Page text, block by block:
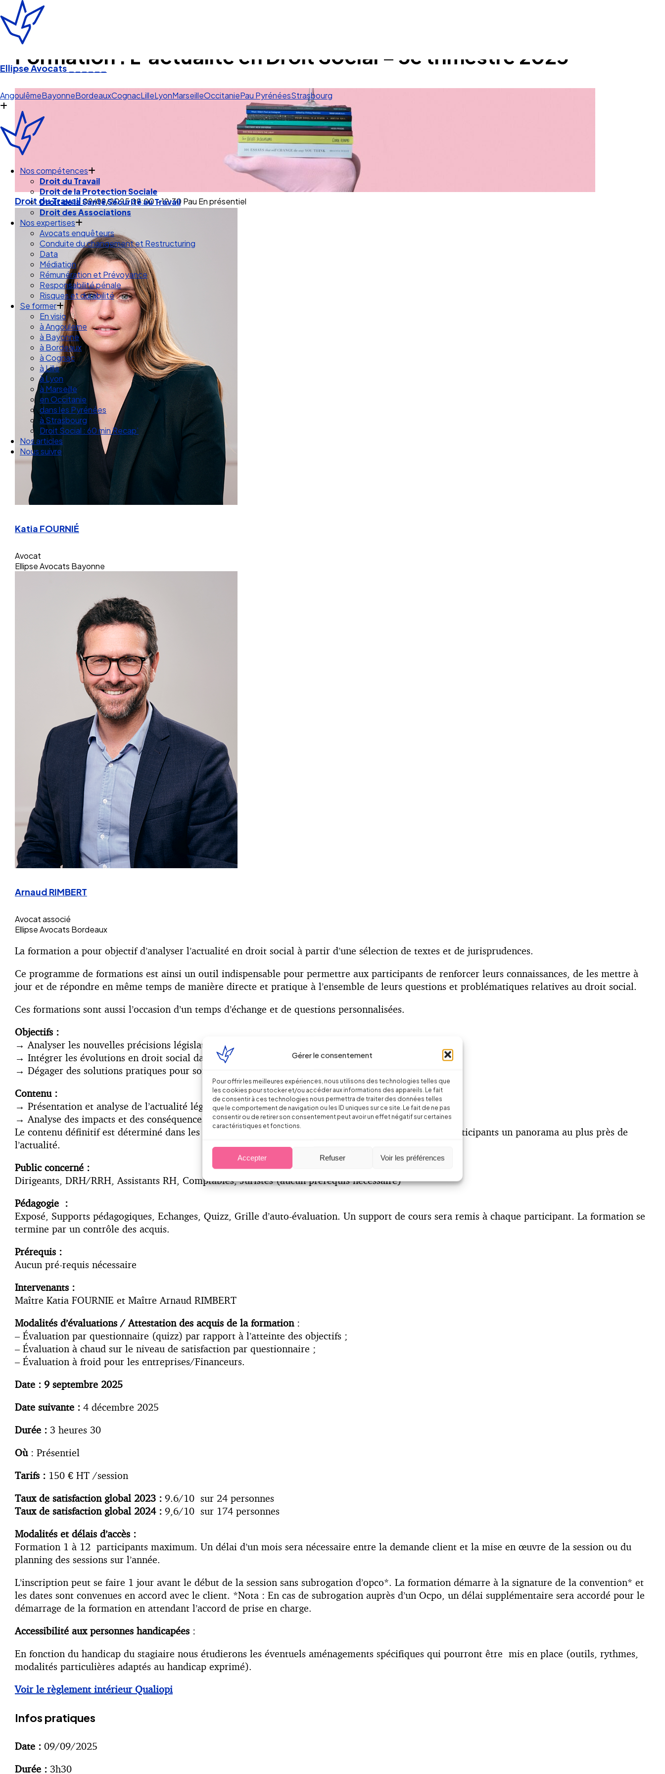
Gérer le consentement
Pour offrir les meilleures expériences, nous utilisons des technologies telles que
les cookies pour stocker et/ou accéder aux informations des appareils. Le fait
de consentir à ces technologies nous permettra de traiter des données telles
que le comportement de navigation ou les ID uniques sur ce site. Le fait de ne pas
consentir ou de retirer son consentement peut avoir un effet négatif sur certaines
caractéristiques et fonctions.
Accepter Refuser Voir les préférences
Ellipse Avocats______
Marseille
Angoulême
Pau PyrénéesStrasbourg
Nos compétences
Droit du Travail
Droit de la Protection Sociale
Droit de la Santé Sécurité au Travail
Droit des Associations
Nos expertises
Avocats enquêteurs
Conduite du changement et Restructuring
Data
Médiation
Rémunération et Prévoyance
Responsabilité pénale
Risques et durabilité
Se former
En visio
à Angouleme
à Bayonne
à Bordeaux
à Cognac
à Lille
à Lyon
à Marseille
en Occitanie
dans les Pyrénées
à Strasbourg
Droit Social : 60 min Recap’
Nos articles
Nous suivre
Formation : L’actualité en Droit Social – 3e trimestre 2025
Droit du Travail09/09/202509:00 - 12:30 Pau En présentiel
Katia FOURNIÉ
Avocat
Ellipse Avocats Bayonne
Arnaud RIMBERT
Avocat associé
Ellipse Avocats Bordeaux
La formation a pour objectif d’analyser l’actualité en droit social à partir d’une sélection de textes et de jurisprudences.
Ce programme de formations est ainsi un outil indispensable pour permettre aux participants de renforcer leurs connaissances, de les mettre à
jour et de répondre en même temps de manière directe et pratique à l’ensemble de leurs questions et problématiques relatives au droit social.
Ces formations sont aussi l’occasion d’un temps d’échange et de questions personnalisées.
Objectifs :
→Analyser les nouvelles précisions législatives et jurisprudentielles ;
→ Intégrer les évolutions en droit social dans vos pratiques ;
→ Dégager des solutions pratiques pour son entreprise ou pour ses clients.
Contenu :
→ Présentation et analyse de l’actualité légale, réglementaire, jurisprudentielle et conventionnelle ;
→Analyse des impacts et des conséquences pratiques et opérationnelles de ces évolutions.
Le contenu définitif est déterminé dans les semaines qui précèdent la formation, afin d’assurer aux participants un panorama au plus près de
l’actualité.
Public concerné :
Dirigeants, DRH/RRH, Assistants RH, Comptables, Juristes (aucun prérequis nécessaire)
Pédagogie :
Exposé, Supports pédagogiques, Echanges, Quizz, Grille d’auto-évaluation. Un support de cours sera remis à chaque participant. La formation se
termine par un contrôle des acquis.
Prérequis :
Aucun pré-requis nécessaire
Intervenants :
Maître Katia FOURNIE et Maître Arnaud RIMBERT
Modalités d’évaluations / Attestation des acquis de la formation:
– Évaluation par questionnaire (quizz) par rapport à l’atteinte des objectifs ;
– Évaluation à chaud sur le niveau de satisfaction par questionnaire ;
– Évaluation à froid pour les entreprises/Financeurs.
Date : 9 septembre 2025
Date suivante : 4 décembre 2025
Durée : 3 heures 30
Où : Présentiel
Tarifs : 150 € HT /session
Taux de satisfaction global 2023 : 9.6/10 sur 24 personnes
Taux de satisfaction global 2024 : 9,6/10 sur 174 personnes
Modalités et délais d’accès :
Formation 1 à 12 participants maximum. Un délai d’un mois sera nécessaire entre la demande client et la mise en œuvre de la session ou du
planning des sessions sur l’année.
L’inscription peut se faire 1 jour avant le début de la session sans subrogation d’opco*. La formation démarre à la signature de la convention* et
les dates sont convenues en accord avec le client. *Nota : En cas de subrogation auprès d’un Ocpo, un délai supplémentaire sera accordé pour le
démarrage de la formation en attendant l’accord de prise en charge.
Accessibilité aux personnes handicapées :
En fonction du handicap du stagiaire nous étudierons les éventuels aménagements spécifiques qui pourront être mis en place (outils, rythmes,
modalités particulières adaptés au handicap exprimé).
Voir le règlement intérieur Qualiopi
Infos pratiques
Date : 09/09/2025
Durée : 3h30